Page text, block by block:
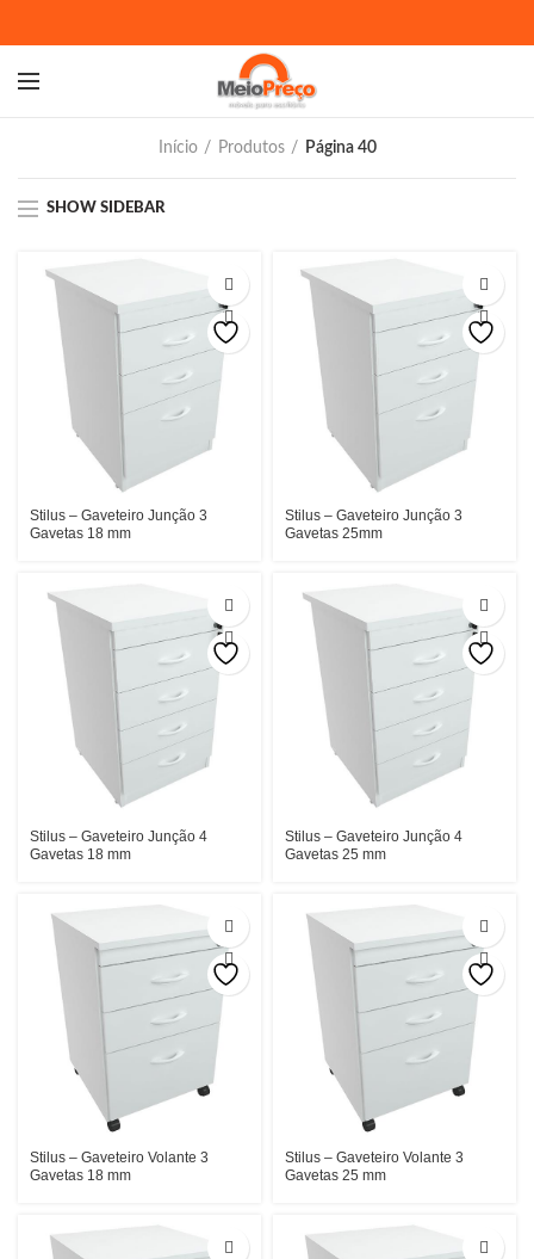
Início Produtos Página 40
SHOW SIDEBAR
Stilus – Gaveteiro Junção 3
Gavetas 18 mm
Stilus – Gaveteiro Junção 3
Gavetas 25mm
Stilus – Gaveteiro Junção 4
Gavetas 18 mm
Stilus – Gaveteiro Junção 4
Gavetas 25 mm
Stilus – Gaveteiro Volante 3
Gavetas 18 mm
Stilus – Gaveteiro Volante 3
Gavetas 25 mm